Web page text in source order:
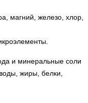
магний, железо, хлор,
и минеральные соли
жиры, белки,